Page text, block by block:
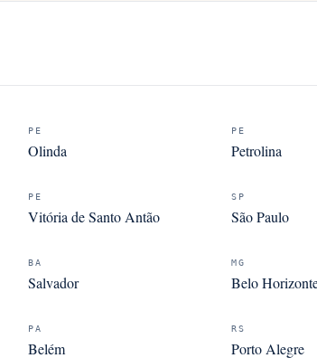
PE
Olinda
PE
Petrolina
PE
Vitória de Santo Antão
SP
São Paulo
BA
Salvador
MG
Belo
PA
Belém
RS
Porto Alegre